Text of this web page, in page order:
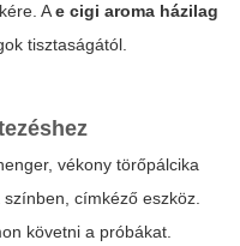
Ae cigi aroma házilag
tisztaságától.
vékony törőpálcika
címkéző eszköz.
követni a próbákat.